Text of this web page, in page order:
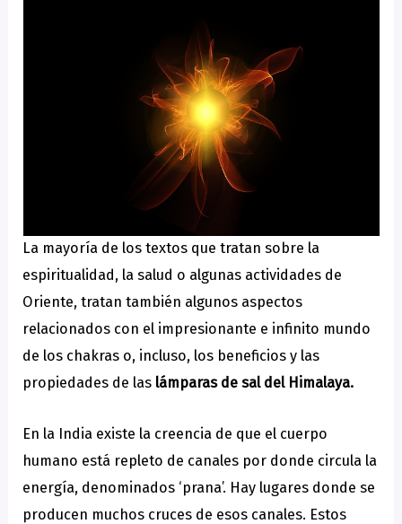
La mayoría de los textos que tratan sobre la
espiritualidad, la salud o algunas actividades de
Oriente, tratan también algunos aspectos
relacionados con el impresionante e infinito mundo
de los chakras o, incluso, los beneficios y las
propiedades de las lámparas de sal del Himalaya.
En la India existe la creencia de que el cuerpo
humano está repleto de canales por donde circula la
energía, denominados ‘prana’. Hay lugares donde se
producen muchos cruces de esos canales. Estos